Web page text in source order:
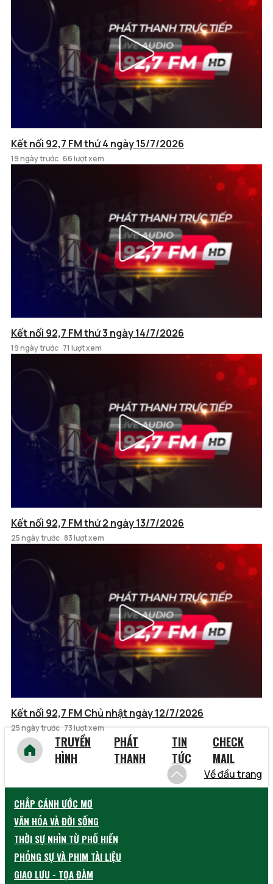
Kết nối 92,7 FM thứ 4 ngày 15/7/2026
19 ngày trước 66 lượt xem
Kết nối 92,7 FM thứ 3 ngày 14/7/2026
19 ngày trước 71 lượt xem
Kết nối 92,7 FM thứ 2 ngày 13/7/2026
25 ngày trước 83 lượt xem
Kết nối 92,7 FM Chủ nhật ngày 12/7/2026
25 ngày trước 73 lượt xem
TRUYỀN
HÌNH
PHÁT
THANH
TIN
TỨC
CHECK
MAIL
Về đầu trang
CHẮP CÁNH ƯỚC MƠ
VĂN HÓA VÀ ĐỜI SỐNG
THỜI SỰ NHÌN TỪ PHỐ HIẾN
PHÓNG SỰ VÀ PHIM TÀI LIỆU
GIAO LƯU - TỌA ĐÀM